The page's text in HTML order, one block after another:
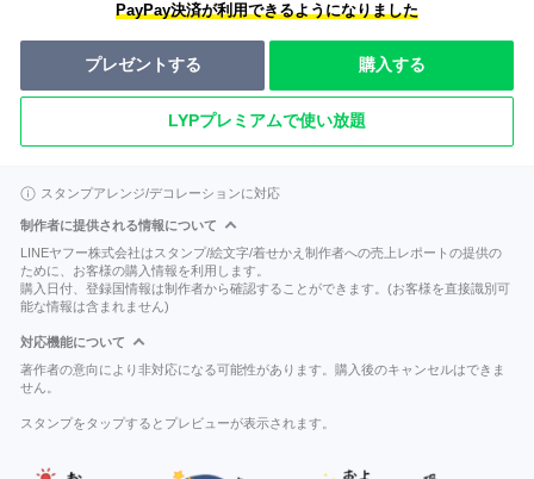
PayPay決済が利用できるようになりました
プレゼントする 購入する
LYPプレミアムで使い放題
スタンプアレンジ/デコレーションに対応
制作者に提供される情報について
LINEヤフー株式会社はスタンプ/絵文字/着せかえ制作者への売上レポートの提供の
ために、お客様の購入情報を利用します。
購入日付、登録国情報は制作者から確認することができます。(お客様を直接識別可
能な情報は含まれません)
対応機能について
著作者の意向により非対応になる可能性があります。購入後のキャンセルはできま
せん。
スタンプをタップするとプレビューが表示されます。